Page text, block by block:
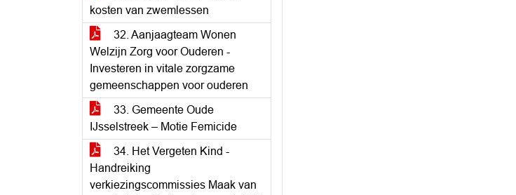
kosten van zwemlessen
32. Aanjaagteam Wonen
Welzijn Zorg voor Ouderen -
Investeren in vitale zorgzame
gemeenschappen voor ouderen
33. Gemeente Oude
IJsselstreek – Motie Femicide
34. Het Vergeten Kind -
Handreiking
verkiezingscommissies Maak van